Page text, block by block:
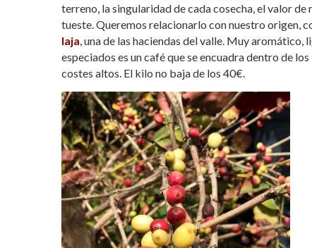
terreno, la singularidad de cada cosecha, el valor
tueste. Queremos relacionarlo con nuestro origen,
laja,una de las haciendas del valle. Muy
especiados es un café que se encuadra dentro de
costes altos. El kilo no baja de los 40€.